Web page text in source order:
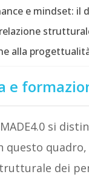
e mindset: il
alla
e
si
questo
dei